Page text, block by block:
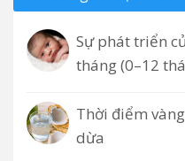
Sự phát triển
tháng (0–12
Thời điểm
dừa